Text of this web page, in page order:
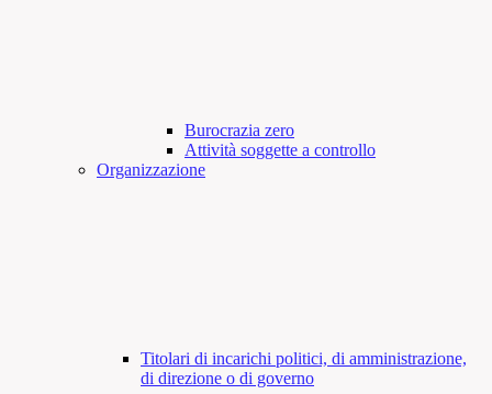
Burocrazia zero
Attività soggette a controllo
Organizzazione
Titolari di incarichi politici, di amministrazione,
di direzione o di governo